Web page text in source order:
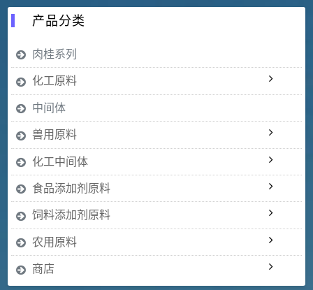
产品分类
肉桂系列
化工原料
中间体
兽用原料
化工中间体
食品添加剂原料
饲料添加剂原料
农用原料
商店